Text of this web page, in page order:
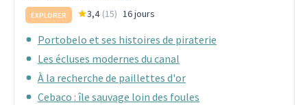
EXPLORER 3,4 (15) 16 jours
Portobelo et ses histoires de piraterie
Les écluses modernes du canal
À la recherche de paillettes d'or
Cebaco : île sauvage loin des foules